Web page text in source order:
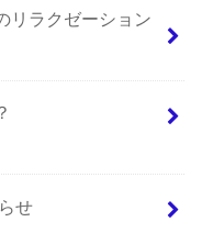
リラクゼーション
せ